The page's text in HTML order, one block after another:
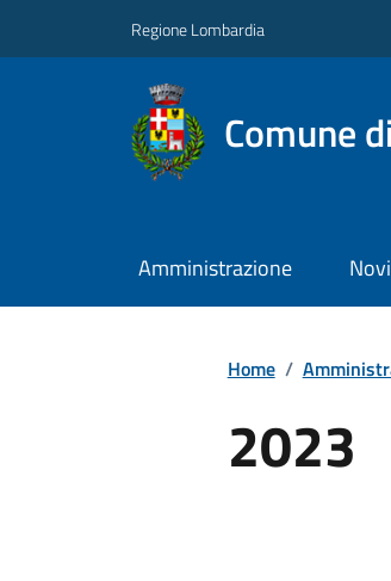
Regione Lombardia
Comune
Amministrazione
Home /
2023